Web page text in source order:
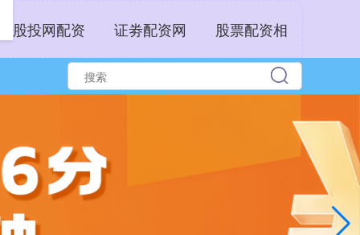
股投网配资 证劵配资网 股票配资相